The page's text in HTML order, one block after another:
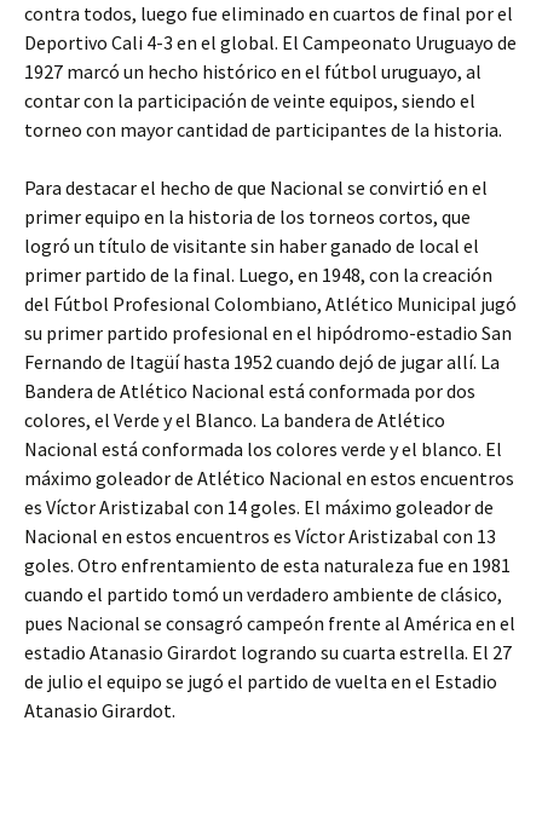
contra todos, luego fue eliminado en cuartos de final por el
Deportivo Cali 4-3 en el global. El Campeonato Uruguayo de
1927 marcó un hecho histórico en el fútbol uruguayo, al
contar con la participación de veinte equipos, siendo el
torneo con mayor cantidad de participantes de la historia.
Para destacar el hecho de que Nacional se convirtió en el
primer equipo en la historia de los torneos cortos, que
logró un título de visitante sin haber ganado de local el
primer partido de la final. Luego, en 1948, con la creación
del Fútbol Profesional Colombiano, Atlético Municipal jugó
su primer partido profesional en el hipódromo-estadio San
Fernando de Itagüí hasta 1952 cuando dejó de jugar allí. La
Bandera de Atlético Nacional está conformada por dos
colores, el Verde y el Blanco. La bandera de Atlético
Nacional está conformada los colores verde y el blanco. El
máximo goleador de Atlético Nacional en estos encuentros
es Víctor Aristizabal con 14 goles. El máximo goleador de
Nacional en estos encuentros es Víctor Aristizabal con 13
goles. Otro enfrentamiento de esta naturaleza fue en 1981
cuando el partido tomó un verdadero ambiente de clásico,
pues Nacional se consagró campeón frente al América en el
estadio Atanasio Girardot logrando su cuarta estrella. El 27
de julio el equipo se jugó el partido de vuelta en el Estadio
Atanasio Girardot.